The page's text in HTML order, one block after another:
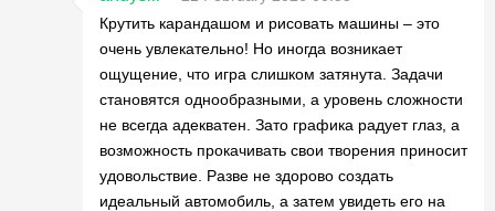
Крутить карандашом и рисовать машины – это
очень увлекательно! Но иногда возникает
ощущение, что игра слишком затянута. Задачи
становятся однообразными, а уровень сложности
не всегда адекватен. Зато графика радует глаз, а
возможность прокачивать свои творения приносит
удовольствие. Разве не здорово создать
идеальный автомобиль, а затем увидеть его на